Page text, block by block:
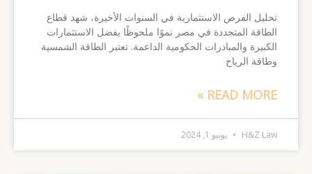
تحليل الفرص الاستثمارية في السنوات الأخيرة، شهد قطاع
الطاقة المتجددة في مصر نموًا ملحوظًا بفضل الاستثمارات
الكبيرة والمبادرات الحكومية الداعمة. تعتبر الطاقة الشمسية
وطاقة الرياح
READ MORE »
H&Z Law يونيو 1, 2024